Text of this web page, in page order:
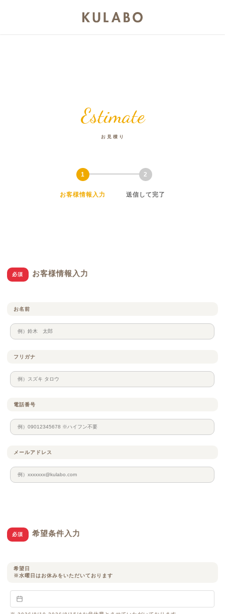
Estimate
お見積り
お客様情報入力 送信して完了
必須 お客様情報入力
お名前
フリガナ
電話番号
メールアドレス
必須 希望条件入力
希望日
※水曜日はお休みをいただいております